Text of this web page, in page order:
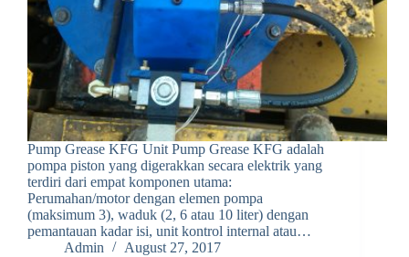
Pump Grease KFG Unit Pump Grease KFG adalah
pompa piston yang digerakkan secara elektrik yang
terdiri dari empat komponen utama:
Perumahan/motor dengan elemen pompa
(maksimum 3), waduk (2, 6 atau 10 liter) dengan
pemantauan kadar isi, unit kontrol internal atau…
Admin
August 27, 2017